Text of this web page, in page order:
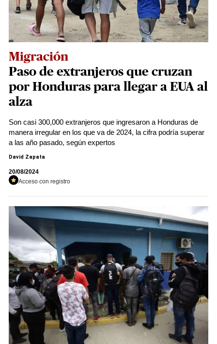
Migración
Paso de extranjeros que cruzan
por Honduras para llegar a EUA al
alza
Son casi 300,000 extranjeros que ingresaron a Honduras de
manera irregular en los que va de 2024, la cifra podría superar
a las año pasado, según expertos
David Zapata
20/08/2024
Acceso con registro